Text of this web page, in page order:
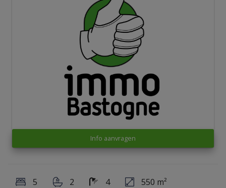
Info aanvragen
5 2 4 550 m²